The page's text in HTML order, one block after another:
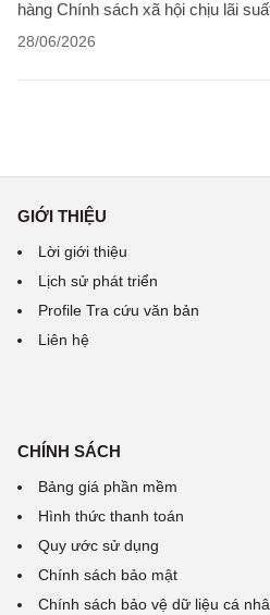
hàng Chính sách xã hội chịu lãi
28/06/2026
GIỚI THIỆU
Lời giới thiệu
Lịch sử phát triển
Profile Tra cứu văn bản
Liên hệ
CHÍNH SÁCH
Bảng giá phần mềm
Hình thức thanh toán
Quy ước sử dụng
Chính sách bảo mật
Chính sách bảo vệ dữ liệu cá